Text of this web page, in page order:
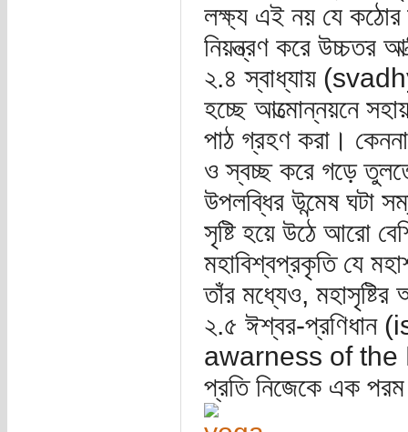
লক্ষ্য এই নয় যে কঠোর
নিয়ন্ত্রণ করে উচ্চতর
২.৪ স্বাধ্যায়
হচ্ছে আত্মোন্নয়নে
পাঠ গ্রহণ করা। কেননা
ও স্বচ্ছ করে গড়ে
উপলব্ধির উন্মেষ ঘটা
সৃষ্টি হয়ে উঠে আরো
মহাবিশ্বপ্রকৃতি যে
তাঁর মধ্যেও,
২.৫ ঈশ্বর-
awarness of the
প্রতি নিজেকে এক পরম